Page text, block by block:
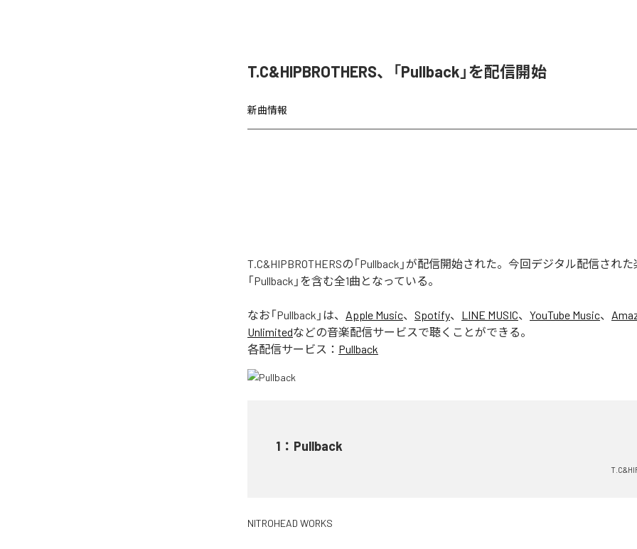
T.C&HIPBROTHERS、「Pullback」を配信開始
新曲情報
T.C&HIPBROTHERSの「Pullback」が配信開始された。今回デジタル配信された
「Pullback」を含む全1曲となっている。
なお「Pullback 」は、 Apple Music、 Spotify、 LINE MUSIC、 YouTube Music、
Unlimitedなどの音楽配信サービスで聴くことができる。
各配信サービス： Pullback
1 ： Pullback
NITROHEAD WORKS